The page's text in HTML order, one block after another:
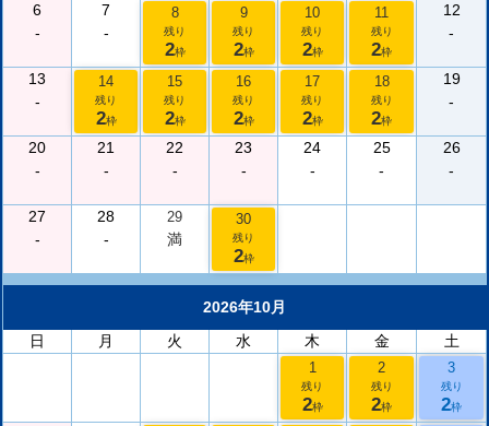
6
-
7
-
8
残り
2枠
9
残り
2枠
10
残り
2枠
11
残り
2枠
12
-
13
-
14
残り
2枠
15
残り
2枠
16
残り
2枠
17
残り
2枠
18
残り
2枠
19
-
20
-
21
-
22
-
23
-
24
-
25
-
26
-
27
-
28
-
29
満
30
残り
2枠
2026年10月
日
月 火 水 木 金 土
1
残り
2枠
2
残り
2枠
3
残り
2枠